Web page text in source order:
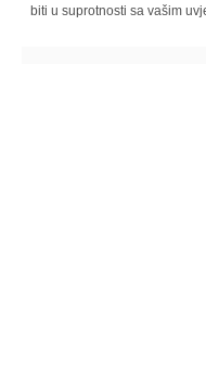
biti u suprotnosti sa vašim